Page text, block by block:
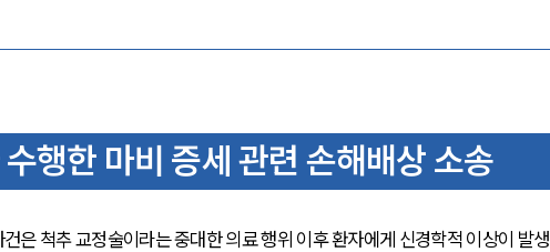
행한 마비 증세 관련 손해배상 소송
은 척추 교정술이라는 중대한 의료 행위 이후 환자에게 신경학적 이상이 발생